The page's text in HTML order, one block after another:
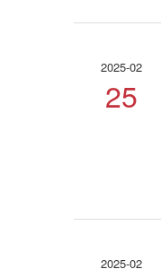
2025-02
25
2025-02